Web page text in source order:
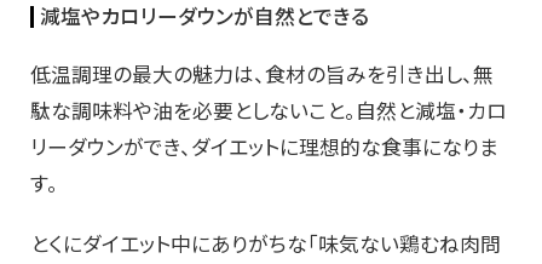
減塩やカロリーダウンが自然とできる
低温調理の最大の魅力は、食材の旨みを引き出し、無
駄な調味料や油を必要としないこと。自然と減塩・カロ
リーダウンができ、ダイエットに理想的な食事になりま
す。
とくにダイエット中にありがちな「味気ない鶏むね肉問